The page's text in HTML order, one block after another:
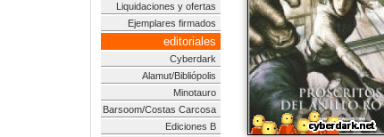
Liquidaciones y ofertas
Ejemplares firmados
editoriales
Cyberdark
Alamut/Bibliópolis
Minotauro
Barsoom/Costas Carcosa
Ediciones B